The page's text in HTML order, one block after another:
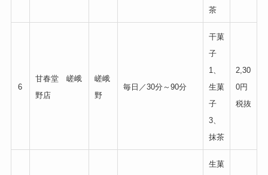
茶
6
甘春堂 嵯峨
野店
嵯峨
野
毎日／30分～90分
干菓
子
1、
生菓
子
3、
抹茶
2,30
0円
税抜
生菓